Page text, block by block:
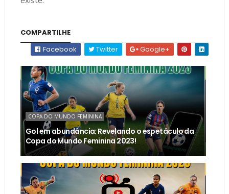
COMPARTILHE
Facebook
Twitter Google+
COPA DO MUNDO FEMININA
Gol em abundância: Revelando o espetáculo da
Copa do Mundo Feminina 2023!